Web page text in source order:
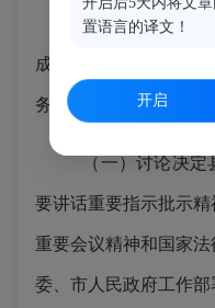
二十、县人民
成，由县长召集和主
务是：
（一）讨论决
要讲话重要指示批示精
重要会议精神和国家
委、市人民政府工作
置语言的译文！
开启